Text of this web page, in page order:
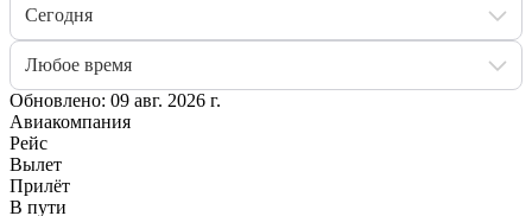
Сегодня
Любое время
Обновлено: 09 авг. 2026 г.
Авиакомпания
Рейс
Вылет
Прилёт
В пути